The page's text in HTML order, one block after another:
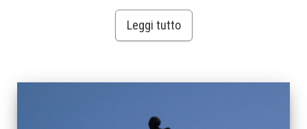
Leggi tutto